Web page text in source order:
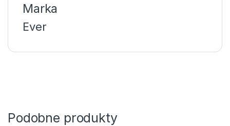
Marka
Ever
Podobne produkty